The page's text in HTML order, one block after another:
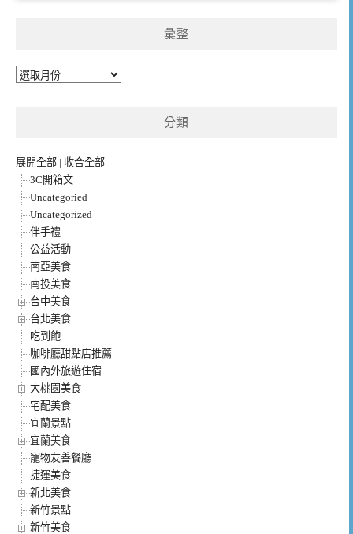
彙整
彙
分類
展開全部 | 收合全部
3C開箱文
Uncategoried
Uncategorized
伴手禮
公益活動
南亞美食
南投美食
台中美食
台北美食
吃到飽
咖啡廳甜點店推薦
國內外旅遊住宿
大桃園美食
宅配美食
宜蘭景點
宜蘭美食
寵物友善餐廳
捷運美食
新北美食
新竹景點
新竹美食